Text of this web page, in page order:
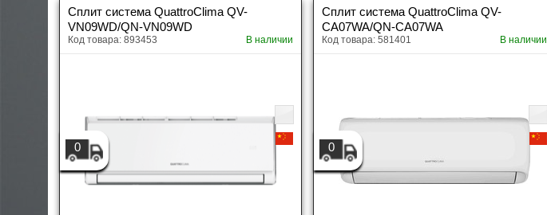
Сплит система QuattroClima QV-
VN09WD/QN-VN09WD
Код товара: 893453 В наличии
0
Сплит система QuattroClima QV-
CA07WA/QN-CA07WA
Код товара: 581401 В наличии
0